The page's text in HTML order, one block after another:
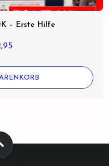
– Erste Hilfe